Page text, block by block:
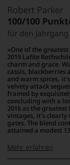
99–100 Punkte:
95–98 Punkte:
90–94 Punkte:
85–89 Punkte:
Tesdorpf
Der
Name
Tesdorpf
steht
für
»Fine
Wine«,
für
die
edlen
Weine
der
Welt,
kaum
ein
Robert Parker
100/100
für den Jahrgang
One of the
2019 Lafite
charm and grace.
cassis, blackberries
and warm spices,
velvety attack
framed by
concluding with a
2016 as the
vintages, it's clearly
gates. The blend
attained a modest
Mehr erfahren